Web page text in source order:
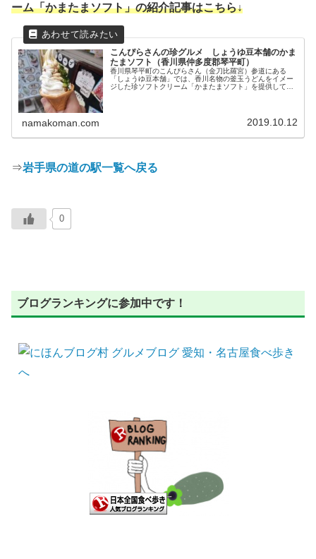
ーム「かまたまソフト」の紹介記事はこちら↓
こんぴらさんの珍グルメ しょうゆ豆本舗のかま
たまソフト（香川県仲多度郡琴平町）
香川県琴平町のこんぴらさん（金刀比羅宮）参道にある
「しょうゆ豆本舗」では、香川名物の釜玉うどんをイメー
ジした珍ソフトクリーム「かまたまソフト」を提供してい
namakoman.com 2019.10.12
⇒岩手県の道の駅一覧へ戻る
0
ブログランキングに参加中です！